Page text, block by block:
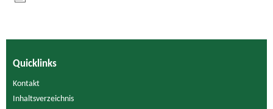
Quicklinks
Kontakt
Inhaltsverzeichnis